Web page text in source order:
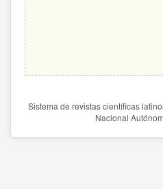
Sistema de revistas científicas
Nacional